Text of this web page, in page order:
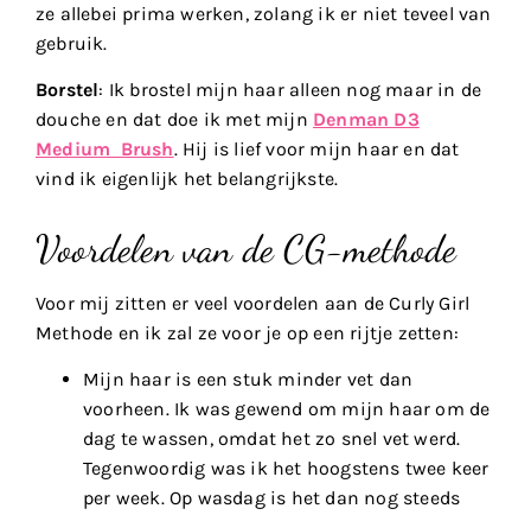
ze allebei prima werken, zolang ik er niet teveel van
gebruik.
Borstel: Ik brostel mijn haar alleen nog maar in de
douche en dat doe ik met mijn Denman D3
Medium Brush. Hij is lief voor mijn haar en dat
vind ik eigenlijk het belangrijkste.
Voordelen van de CG-methode
Voor mij zitten er veel voordelen aan de Curly Girl
Methode en ik zal ze voor je op een rijtje zetten:
Mijn haar is een stuk minder vet dan
voorheen. Ik was gewend om mijn haar om de
dag te wassen, omdat het zo snel vet werd.
Tegenwoordig was ik het hoogstens twee keer
per week. Op wasdag is het dan nog steeds